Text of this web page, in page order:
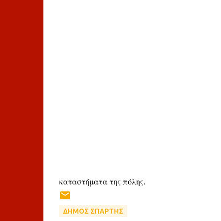
καταστήματα της πόλης.
ΔΗΜΟΣ ΣΠΑΡΤΗΣ